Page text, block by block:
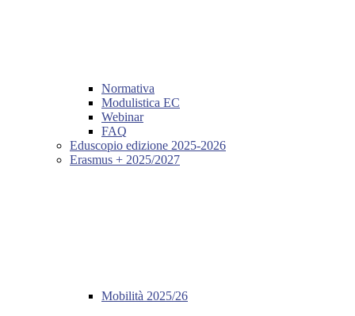
Normativa
Modulistica EC
Webinar
FAQ
Eduscopio edizione 2025-2026
Erasmus + 2025/2027
Mobilità 2025/26